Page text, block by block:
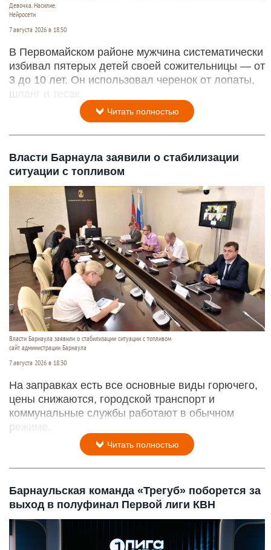
Девочка. Насилие.
Нейросети
7 августа 2026 в 18:50
В Первомайском районе мужчина систематически
избивал пятерых детей своей сожительницы — от
3 до 10 лет. Он использовал черенок от лопаты,
шланг и тесак.
Читать полностью
Власти Барнаула заявили о стабилизации
ситуации с топливом
Власти Барнаула заявили о стабилизации ситуации с топливом
сайт администрации Барнаула
7 августа 2026 в 18:30
На заправках есть все основные виды горючего,
цены снижаются, городской транспорт и
коммунальные службы работают в обычном
режиме.
Читать полностью
Барнаульская команда «Трегуб» поборется за
выход в полуфинал Первой лиги КВН